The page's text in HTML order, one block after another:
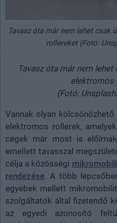
Tavasz óta már nem lehet csak
rollereket (Fotó:
Tavasz óta már nem
elektromos
(Fotó:
Vannak olyan
elektromos rollerek,
cégek már most is
emellett tavasszal
célja a közösségi
rendezése. A több
egyebek mellett
szolgáltatók által fizetendő
az egyedi azonosító